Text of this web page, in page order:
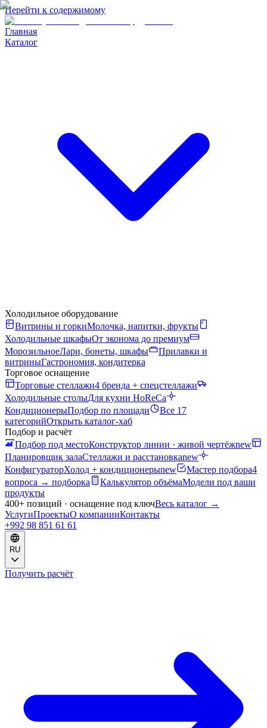
Перейти к содержимому
Главная
Каталог
Холодильное оборудование
Витрины и горкиМолочка, напитки, фрукты
Холодильные шкафыОт эконома до премиум
МорозильноеЛари, бонеты, шкафы
Прилавки и
витриныГастрономия, кондитерка
Торговое оснащение
Торговые стеллажи4 бренда + спецстеллажи
Холодильные столыДля кухни HoReCa
КондиционерыПодбор по площади
Все 17
категорийОткрыть каталог-хаб
Подбор и расчёт
Подбор под местоКонструктор линии · живой чертёжnew
Планировщик залаСтеллажи и расстановкаnew
КонфигураторХолод + кондиционерыnew Мастер подбора4
вопроса → подборка
Калькулятор объёмаМодели под ваши
продукты
400+ позиций · оснащение под ключВесь каталог →
УслугиПроектыО компанииКонтакты
+992 98 851 61 61
RU
Получить расчёт